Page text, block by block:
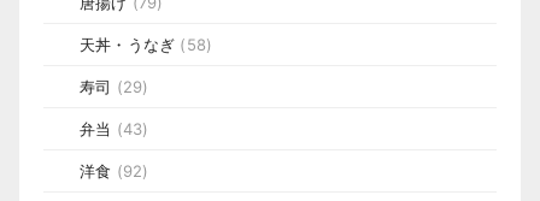
天丼・うなぎ (58)
寿司 (29)
弁当 (43)
洋食 (92)